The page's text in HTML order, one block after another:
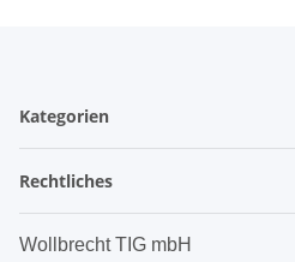
Kategorien
Rechtliches
Wollbrecht TIG mbH